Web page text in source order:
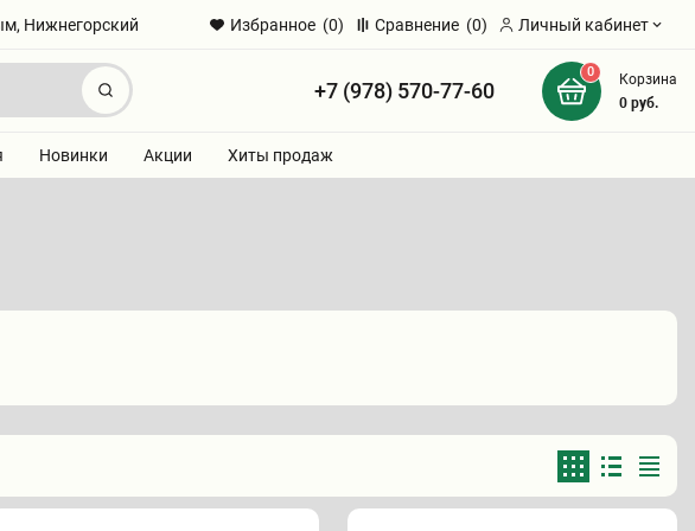
Нижнегорский Избранное (0) Сравнение (0) Личный кабинет
Найти +7 (978) 570-77-60
0
Корзина
0руб.
Новинки Акции Хиты продаж